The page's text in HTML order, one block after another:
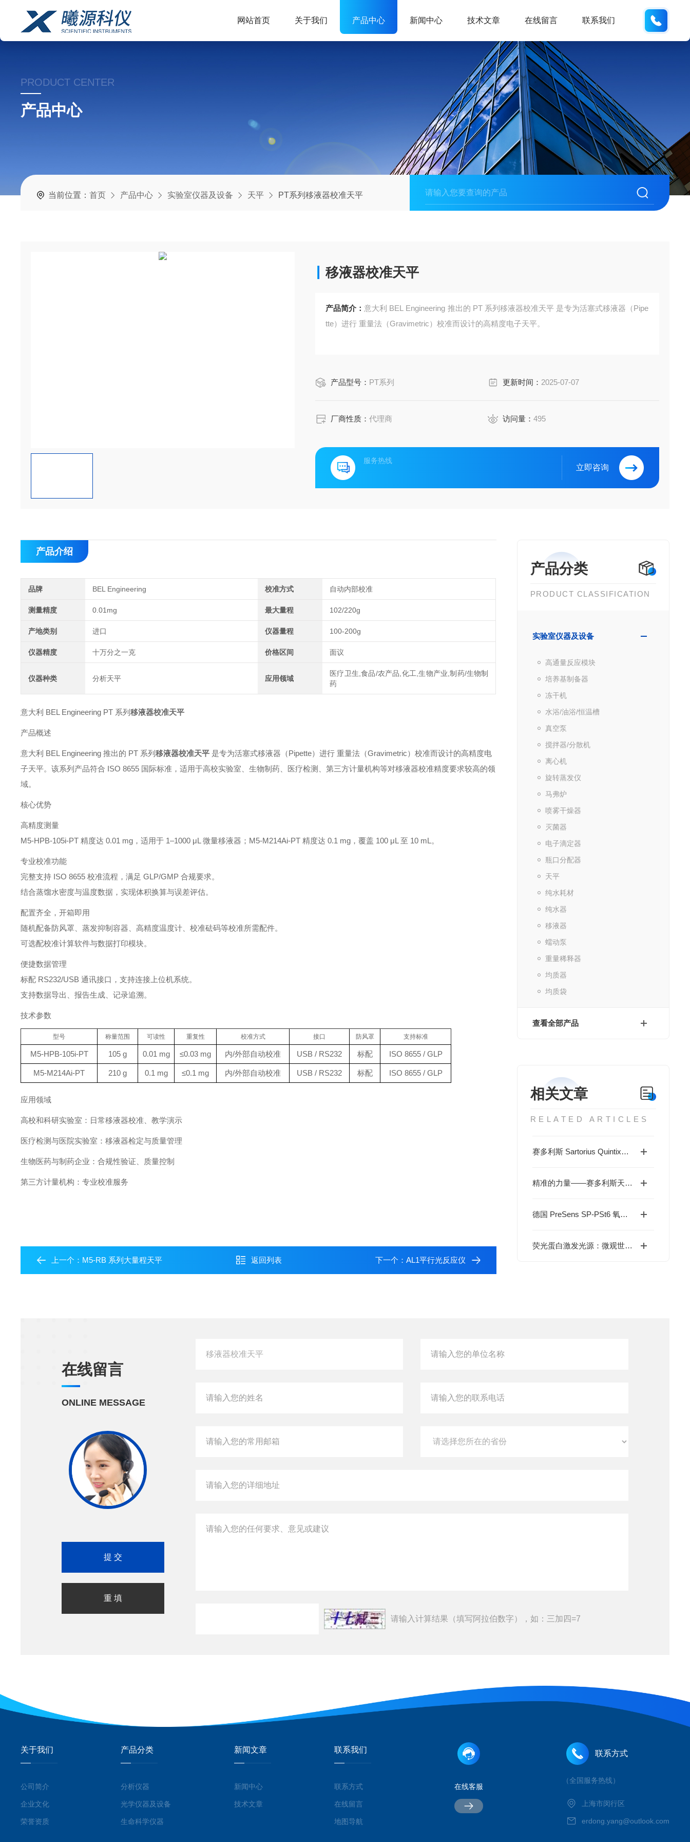
网站首页 关于我们 产品中心 新闻中心 技术文章 在线留言 联系我们
PRODUCT CENTER
产品中心
当前位置：首页 产品中心 实验室仪器及设备 天平 PT系列移液器校准天平
移液器校准天平
产品简介：意大利 BEL Engineering 推出的 PT 系列移液器校准天平 是专为活塞式移液器（Pipe
tte）进行 重量法（Gravimetric）校准而设计的高精度电子天平。
产品型号： PT系列 更新时间： 2025-07-07
厂商性质：代理商 访问量： 495
服务热线
立即咨询
产品分类
PRODUCT CLASSIFICATION
实验室仪器及设备
高通量反应模块
培养基制备器
冻干机
水浴/油浴/恒温槽
真空泵
搅拌器/分散机
离心机
旋转蒸发仪
马弗炉
喷雾干燥器
灭菌器
电子滴定器
瓶口分配器
天平
纯水耗材
纯水器
移液器
蠕动泵
重量稀释器
均质器
均质袋
查看全部产品
相关文章
RELATED ARTICLES
赛多利斯 Sartorius Quintix® Pro 系列分析天平的核心技术与应用特点
精准的力量——赛多利斯天平，定义实验室称量新标准
德国 PreSens SP-PSt6 氧气传感器贴片：非侵入式溶氧监测的技术与应用指南
荧光蛋白激发光源：微观世界成像的“色彩魔术师”
产品介绍
品牌 BEL Engineering 校准方式 自动内部校准
测量精度 0.01mg 最大量程 102/220g
产地类别 进口 仪器量程 100-200g
仪器精度 十万分之一克 价格区间 面议
仪器种类 分析天平 应用领域
医疗卫生,食品/农产品,化工,生物产业,制药/生物制
药
意大利 BEL Engineering PT 系列移液器校准天平
产品概述
意大利 BEL Engineering 推出的 PT 系列移液器校准天平 是专为活塞式移液器（Pipette）进行 重量法（Gravimetric）校准而设计的高精度电
子天平。该系列产品符合 ISO 8655 国际标准，适用于高校实验室、生物制药、医疗检测、第三方计量机构等对移液器校准精度要求较高的领
域。
核心优势
高精度测量
M5-HPB-105i-PT 精度达 0.01 mg，适用于 1–1000 μL 微量移液器；M5-M214Ai-PT 精度达 0.1 mg，覆盖 100 μL 至 10 mL。
专业校准功能
完整支持 ISO 8655 校准流程，满足 GLP/GMP 合规要求。
结合蒸馏水密度与温度数据，实现体积换算与误差评估。
配置齐全，开箱即用
随机配备防风罩、蒸发抑制容器、高精度温度计、校准砝码等校准所需配件。
可选配校准计算软件与数据打印模块。
便捷数据管理
标配 RS232/USB 通讯接口，支持连接上位机系统。
支持数据导出、报告生成、记录追溯。
技术参数
型号 称量范围 可读性 重复性 校准方式 接口 防风罩 支持标准
M5-HPB-105i-PT 105 g 0.01 mg ≤0.03 mg 内/外部自动校准 USB / RS232 标配 ISO 8655 / GLP
M5-M214Ai-PT 210 g 0.1 mg ≤0.1 mg 内/外部自动校准 USB / RS232 标配 ISO 8655 / GLP
应用领域
高校和科研实验室：日常移液器校准、教学演示
医疗检测与医院实验室：移液器检定与质量管理
生物医药与制药企业：合规性验证、质量控制
第三方计量机构：专业校准服务
上一个： M5‑RB 系列大量程天平 返回列表 下一个： AL1平行光反应仪
在线留言
ONLINE MESSAGE
请输入计算结果（填写阿拉伯数字），如：三加四=7
关于我们
公司简介
企业文化
荣誉资质
产品分类
分析仪器
光学仪器及设备
生命科学仪器
新闻文章
新闻中心
技术文章
联系我们
联系方式
在线留言
地图导航
在线客服
联系方式
（全国服务热线）
上海市闵行区
erdong.yang@outlook.com